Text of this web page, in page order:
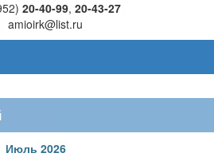
20-40-99, 20-43-27
amioirk@list.ru
Июль 2026